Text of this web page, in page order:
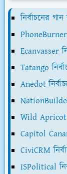
নির্বাচনের
PhoneBurner
Ecanvasser
Tatango
Anedot
Wild Apricot
Capitol
CiviCRM
ISPolitical